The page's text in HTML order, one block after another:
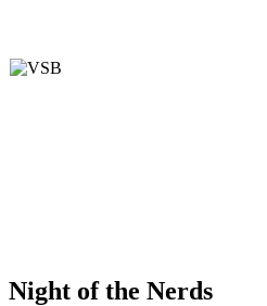
Night of the Nerds